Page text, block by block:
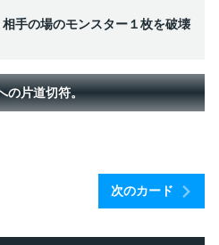
手の場のモンスター１枚を破壊
の片道切符。
次のカード